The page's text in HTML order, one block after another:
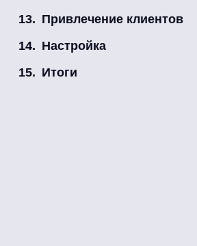
Зачем нужна
Как настроить
Привлечение клиентов
Настройка
Итоги